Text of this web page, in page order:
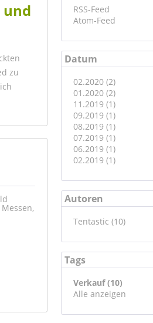
RSS-Feed
Atom-Feed
Datum
02.2020 (2)
01.2020 (2)
11.2019 (1)
09.2019 (1)
08.2019 (1)
07.2019 (1)
06.2019 (1)
02.2019 (1)
Autoren
Tentastic (10)
Tags
Verkauf (10)
Alle anzeigen
und
zu